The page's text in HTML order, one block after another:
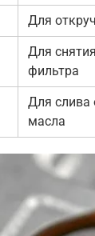
Для
Для
фильтра
Для слива
масла